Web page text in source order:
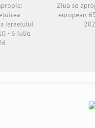
Israelului
- 6 iulie
Ziua se
european